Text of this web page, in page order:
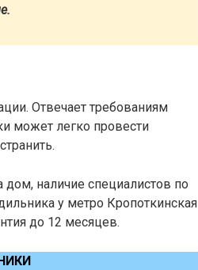
Отвечает требованиям
может легко провести
наличие специалистов по
у метро Кропоткинская
до 12 месяцев.